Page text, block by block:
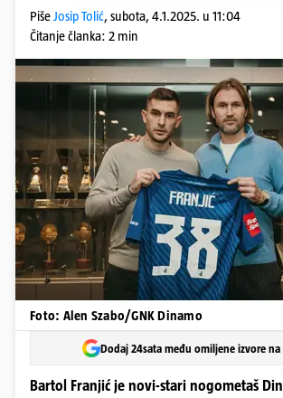
PišeJosip Tolić, subota, 4.1.2025. u 11:04
Čitanje članka: 2 min
Foto: Alen Szabo/GNK Dinamo
Dodaj 24sata među omiljene izvore na
Bartol Franjić je novi-stari nogometaš